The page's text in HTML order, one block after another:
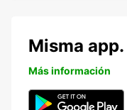
Misma
Más información